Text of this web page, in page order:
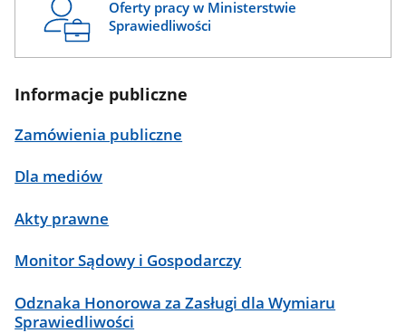
Oferty pracy w Ministerstwie
Sprawiedliwości
Informacje publiczne
Zamówienia publiczne
Dla mediów
Akty prawne
Monitor Sądowy i Gospodarczy
Odznaka Honorowa za Zasługi dla Wymiaru
Sprawiedliwości